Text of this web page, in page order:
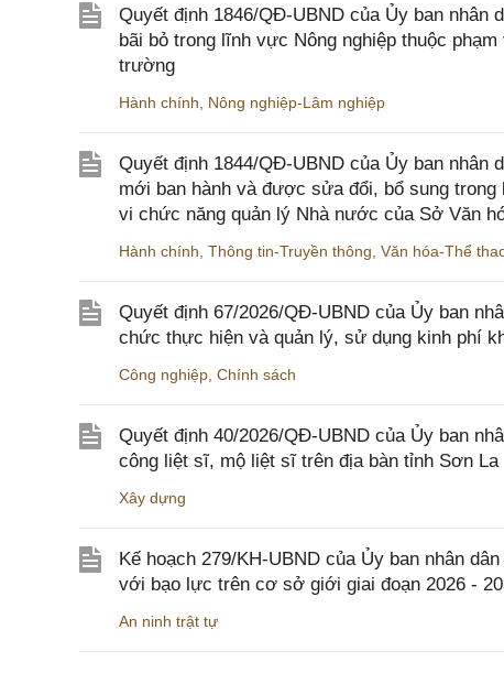
Quyết định 1846/QĐ-UBND của Ủy ban nhân
bãi bỏ trong lĩnh vực Nông nghiệp thuộc
trường
Hành chính Nông nghiệp-Lâm nghiệp
Quyết định 1844/QĐ-UBND của Ủy ban nhân
mới ban hành và được sửa đổi, bổ sung
vi chức năng quản lý Nhà nước của Sở Văn
Hành chính Thông tin-Truyền thông Văn hóa-Thể
Quyết định 67/2026/QĐ-UBND của Ủy ban
chức thực hiện và quản lý, sử dụng kinh phí
Công nghiệp Chính sách
Quyết định 40/2026/QĐ-UBND của Ủy ban
công liệt sĩ, mộ liệt sĩ trên địa bàn tỉnh Sơn La
Xây dựng
Kế hoạch 279/KH-UBND của Ủy ban nhân
với bạo lực trên cơ sở giới giai đoạn 2026 -
An ninh trật tự